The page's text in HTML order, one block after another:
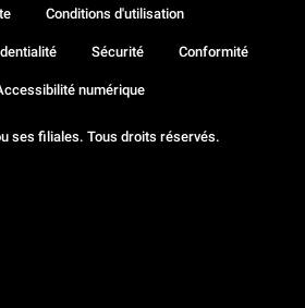
ses filiales. Tous droits réservés.
Conditions d'utilisation
Sécurité Conformité
numérique